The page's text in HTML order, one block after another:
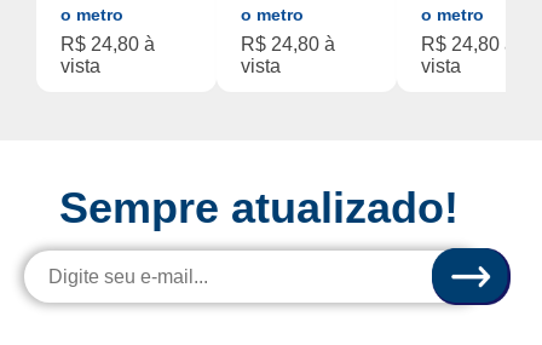
o metro
R$ 24,80 à
vista
o metro
R$ 24,80 à
vista
o metro
R$ 24,80 à
vista
Sempre atualizado!